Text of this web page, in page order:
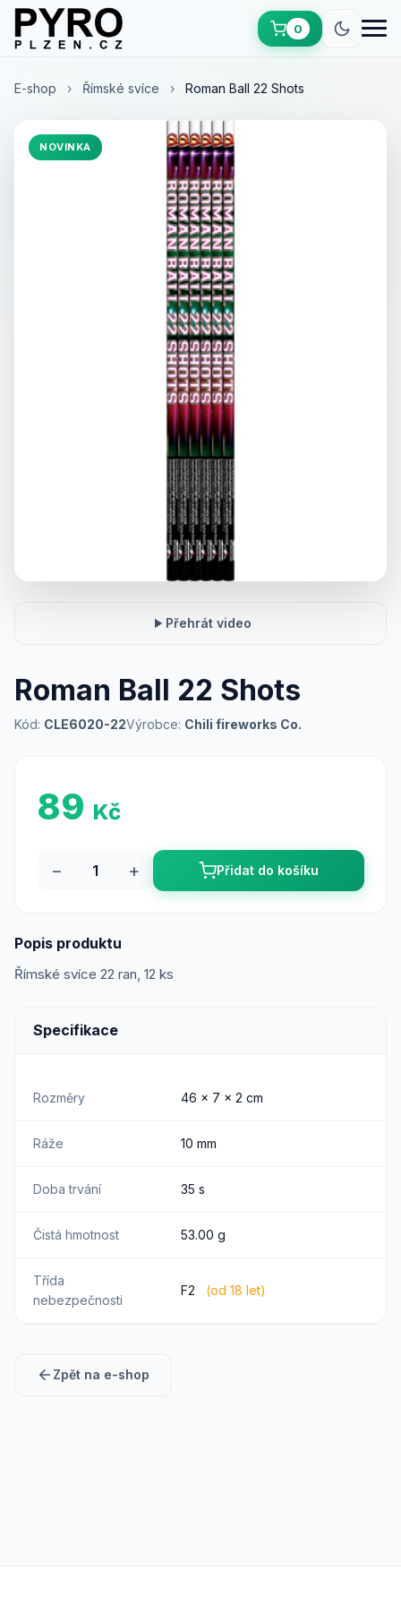
0
E-shop › Římské svíce › Roman Ball 22 Shots
NOVINKA
Přehrát video
Roman Ball 22 Shots
Kód: CLE6020-22Výrobce: Chili fireworks Co.
89 Kč
− + Přidat do košíku
Popis produktu
Římské svíce 22 ran, 12 ks
Specifikace
Rozměry 46 x 7 x 2 cm
Ráže 10 mm
Doba trvání 35 s
Čistá hmotnost 53.00 g
Třída
nebezpečnosti
F2 (od 18 let)
Zpět na e-shop
(0 položek)
Načítám...